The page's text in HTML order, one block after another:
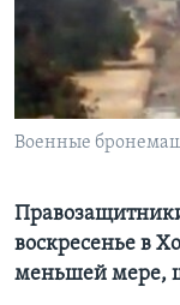
Learning English
СОЦИАЛЬНЫЕ СЕТИ
Языки
Военные
воскресенье в
меньшей мере,